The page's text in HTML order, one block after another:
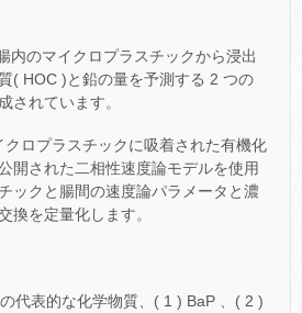
内のマイクロプラスチックから浸出
( HOC )と鉛の量を予測する 2 つの
されています。
ロプラスチックに吸着された有機化
開された二相性速度論モデルを使用
ックと腸間の速度論パラメータと濃
換を定量化します。
代表的な化学物質、( 1 ) BaP 、( 2 )